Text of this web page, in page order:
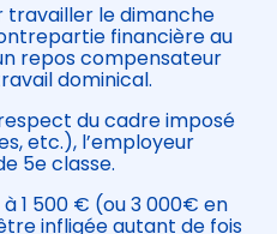
travailler le dimanche
financière au
repos compensateur
dominical.
du cadre imposé
etc.), l’employeur
5e classe.
1 500 € (ou 3 000€ en
infligée autant de fois